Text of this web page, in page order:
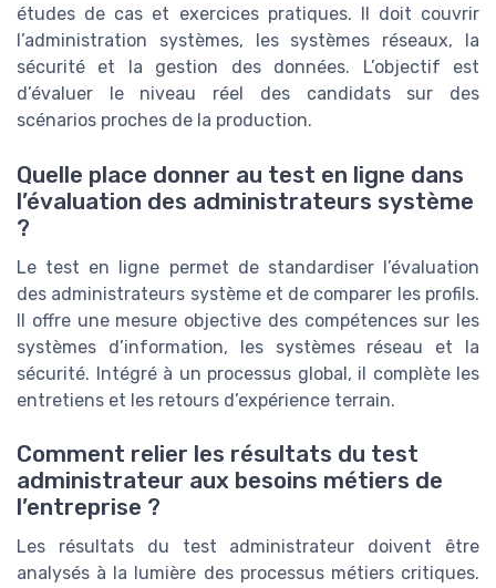
études de cas et exercices pratiques. Il doit couvrir
l’administration systèmes, les systèmes réseaux, la
sécurité et la gestion des données. L’objectif est
d’évaluer le niveau réel des candidats sur des
scénarios proches de la production.
Quelle place donner au test en ligne dans
l’évaluation des administrateurs système
?
Le test en ligne permet de standardiser l’évaluation
des administrateurs système et de comparer les profils.
Il offre une mesure objective des compétences sur les
systèmes d’information, les systèmes réseau et la
sécurité. Intégré à un processus global, il complète les
entretiens et les retours d’expérience terrain.
Comment relier les résultats du test
administrateur aux besoins métiers de
l’entreprise ?
Les résultats du test administrateur doivent être
analysés à la lumière des processus métiers critiques.